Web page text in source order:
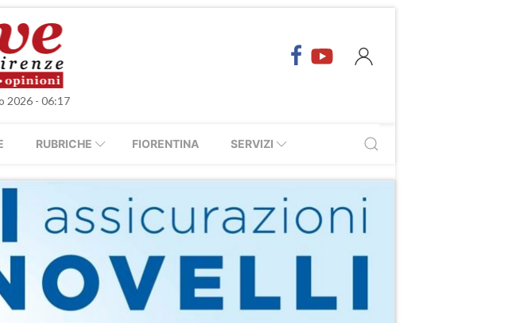
2026 - 06:17
RUBRICHE FIORENTINA SERVIZI